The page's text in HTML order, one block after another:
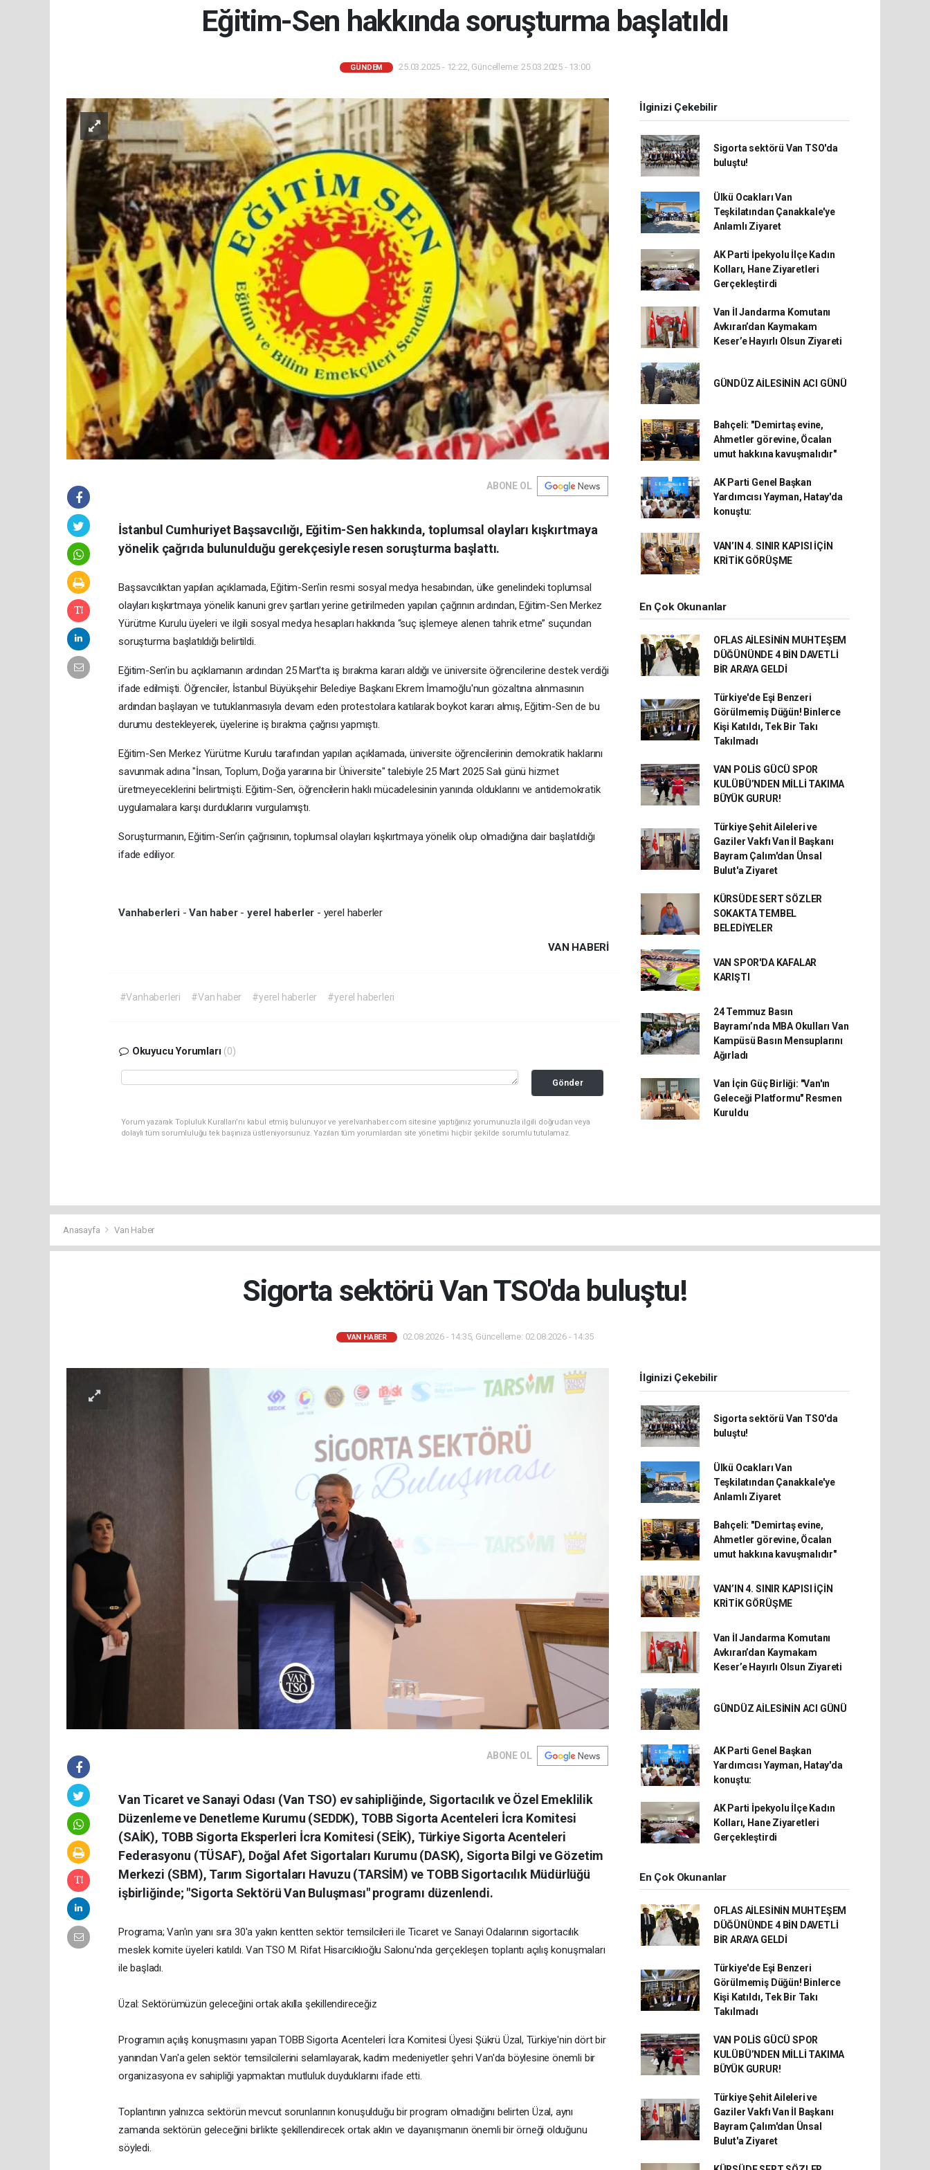
Eğitim-Sen hakkında soruşturma başlatıldı
GÜNDEM 25.03.2025 - 12:22, Güncelleme: 25.03.2025 - 13:00
ABONE OL
İstanbul Cumhuriyet Başsavcılığı, Eğitim-Sen hakkında, toplumsal olayları kışkırtmaya
yönelik çağrıda bulunulduğu gerekçesiyle resen soruşturma başlattı.
Başsavcılıktan yapılan açıklamada, Eğitim-Sen'in resmi sosyal medya hesabından, ülke genelindeki toplumsal
olayları kışkırtmaya yönelik kanuni grev şartları yerine getirilmeden yapılan çağrının ardından, Eğitim-Sen Merkez
Yürütme Kurulu üyeleri ve ilgili sosyal medya hesapları hakkında “suç işlemeye alenen tahrik etme” suçundan
soruşturma başlatıldığı belirtildi.
Eğitim-Sen’in bu açıklamanın ardından 25 Mart'ta iş bırakma kararı aldığı ve üniversite öğrencilerine destek verdiği
ifade edilmişti. Öğrenciler, İstanbul Büyükşehir Belediye Başkanı Ekrem İmamoğlu'nun gözaltına alınmasının
ardından başlayan ve tutuklanmasıyla devam eden protestolara katılarak boykot kararı almış, Eğitim-Sen de bu
durumu destekleyerek, üyelerine iş bırakma çağrısı yapmıştı.
Eğitim-Sen Merkez Yürütme Kurulu tarafından yapılan açıklamada, üniversite öğrencilerinin demokratik haklarını
savunmak adına "İnsan, Toplum, Doğa yararına bir Üniversite" talebiyle 25 Mart 2025 Salı günü hizmet
üretmeyeceklerini belirtmişti. Eğitim-Sen, öğrencilerin haklı mücadelesinin yanında olduklarını ve antidemokratik
uygulamalara karşı durduklarını vurgulamıştı.
Soruşturmanın, Eğitim-Sen’in çağrısının, toplumsal olayları kışkırtmaya yönelik olup olmadığına dair başlatıldığı
ifade ediliyor.
Vanhaberleri -Van haber - yerel haberler - yerel haberler
VAN HABERİ
#Vanhaberleri #Van haber #yerel haberler #yerel haberleri
Okuyucu Yorumları (0)
Gönder
Yorum yazarak Topluluk Kuralları’nı kabul etmiş bulunuyor ve yerelvanhaber.com sitesine yaptığınız yorumunuzla ilgili doğrudan veya
dolaylı tüm sorumluluğu tek başınıza üstleniyorsunuz. Yazılan tüm yorumlardan site yönetimi hiçbir şekilde sorumlu tutulamaz.
İlginizi Çekebilir
Sigorta sektörü Van TSO'da
buluştu!
Ülkü Ocakları Van
Teşkilatından Çanakkale'ye
Anlamlı Ziyaret
AK Parti İpekyolu İlçe Kadın
Kolları, Hane Ziyaretleri
Gerçekleştirdi
Van İl Jandarma Komutanı
Avkıran’dan Kaymakam
Keser’e Hayırlı Olsun Ziyareti
GÜNDÜZ AİLESİNİN ACI GÜNÜ
Bahçeli: "Demirtaş evine,
Ahmetler görevine, Öcalan
umut hakkına kavuşmalıdır"
AK Parti Genel Başkan
Yardımcısı Yayman, Hatay'da
konuştu:
VAN’IN 4. SINIR KAPISI İÇİN
KRİTİK GÖRÜŞME
En Çok Okunanlar
OFLAS AİLESİNİN MUHTEŞEM
DÜĞÜNÜNDE 4 BİN DAVETLİ
BİR ARAYA GELDİ
Türkiye'de Eşi Benzeri
Görülmemiş Düğün! Binlerce
Kişi Katıldı, Tek Bir Takı
Takılmadı
VAN POLİS GÜCÜ SPOR
KULÜBÜ’NDEN MİLLİ TAKIMA
BÜYÜK GURUR!
Türkiye Şehit Aileleri ve
Gaziler Vakfı Van İl Başkanı
Bayram Çalım'dan Ünsal
Bulut'a Ziyaret
KÜRSÜDE SERT SÖZLER
SOKAKTA TEMBEL
BELEDİYELER
VAN SPOR'DA KAFALAR
KARIŞTI
24 Temmuz Basın
Bayramı’nda MBA Okulları Van
Kampüsü Basın Mensuplarını
Ağırladı
Van İçin Güç Birliği: "Van'ın
Geleceği Platformu" Resmen
Kuruldu
Anasayfa Van Haber
Sigorta sektörü Van TSO'da buluştu!
VAN HABER 02.08.2026 - 14:35, Güncelleme: 02.08.2026 - 14:35
ABONE OL
Van Ticaret ve Sanayi Odası (Van TSO) ev sahipliğinde, Sigortacılık ve Özel Emeklilik
Düzenleme ve Denetleme Kurumu (SEDDK), TOBB Sigorta Acenteleri İcra Komitesi
(SAİK), TOBB Sigorta Eksperleri İcra Komitesi (SEİK), Türkiye Sigorta Acenteleri
Federasyonu (TÜSAF), Doğal Afet Sigortaları Kurumu (DASK), Sigorta Bilgi ve Gözetim
Merkezi (SBM), Tarım Sigortaları Havuzu (TARSİM) ve TOBB Sigortacılık Müdürlüğü
işbirliğinde; "Sigorta Sektörü Van Buluşması" programı düzenlendi.
Programa; Van'ın yanı sıra 30'a yakın kentten sektör temsilcileri ile Ticaret ve Sanayi Odalarının sigortacılık
meslek komite üyeleri katıldı. Van TSO M. Rifat Hisarcıklıoğlu Salonu'nda gerçekleşen toplantı açılış konuşmaları
ile başladı.
Üzal: Sektörümüzün geleceğini ortak akılla şekillendireceğiz
Programın açılış konuşmasını yapan TOBB Sigorta Acenteleri İcra Komitesi Üyesi Şükrü Üzal, Türkiye'nin dört bir
yanından Van'a gelen sektör temsilcilerini selamlayarak, kadim medeniyetler şehri Van'da böylesine önemli bir
organizasyona ev sahipliği yapmaktan mutluluk duyduklarını ifade etti.
Toplantının yalnızca sektörün mevcut sorunlarının konuşulduğu bir program olmadığını belirten Üzal, aynı
zamanda sektörün geleceğini birlikte şekillendirecek ortak aklın ve dayanışmanın önemli bir örneği olduğunu
söyledi.
İlginizi Çekebilir
Sigorta sektörü Van TSO'da
buluştu!
Ülkü Ocakları Van
Teşkilatından Çanakkale'ye
Anlamlı Ziyaret
Bahçeli: "Demirtaş evine,
Ahmetler görevine, Öcalan
umut hakkına kavuşmalıdır"
VAN’IN 4. SINIR KAPISI İÇİN
KRİTİK GÖRÜŞME
Van İl Jandarma Komutanı
Avkıran’dan Kaymakam
Keser’e Hayırlı Olsun Ziyareti
GÜNDÜZ AİLESİNİN ACI GÜNÜ
AK Parti Genel Başkan
Yardımcısı Yayman, Hatay'da
konuştu:
AK Parti İpekyolu İlçe Kadın
Kolları, Hane Ziyaretleri
Gerçekleştirdi
En Çok Okunanlar
OFLAS AİLESİNİN MUHTEŞEM
DÜĞÜNÜNDE 4 BİN DAVETLİ
BİR ARAYA GELDİ
Türkiye'de Eşi Benzeri
Görülmemiş Düğün! Binlerce
Kişi Katıldı, Tek Bir Takı
Takılmadı
VAN POLİS GÜCÜ SPOR
KULÜBÜ’NDEN MİLLİ TAKIMA
BÜYÜK GURUR!
Türkiye Şehit Aileleri ve
Gaziler Vakfı Van İl Başkanı
Bayram Çalım'dan Ünsal
Bulut'a Ziyaret